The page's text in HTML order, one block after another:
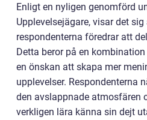
Enligt en nyligen genomförd
Upplevelsejägare, visar det
respondenterna föredrar att
Detta beror på en
en önskan att skapa mer
upplevelser. Respondenterna
den avslappnade atmosfären
verkligen lära känna sin dejt